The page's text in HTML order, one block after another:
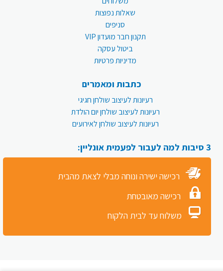
שאלות נפוצות
סניפים
תקנון חבר מועדון VIP
ביטול עסקה
מדיניות פרטיות
כתבות ומאמרים
רעיונות לעיצוב שולחן חגיגי
רעיונות לעיצוב שולחן יום הולדת
רעיונות לעיצוב שולחן לאירועים
3 סיבות למה לעבור לפעמית אונליין:
רכישה ישירה ונוחה מבלי לצאת מהבית
רכישה מאובטחת
משלוח עד לבית הלקוח